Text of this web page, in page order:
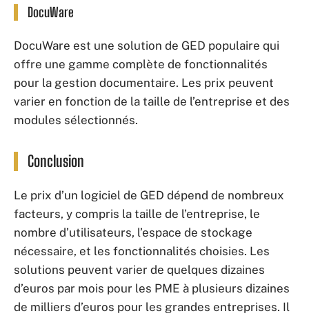
DocuWare
DocuWare est une solution de GED populaire qui
offre une gamme complète de fonctionnalités
pour la gestion documentaire. Les prix peuvent
varier en fonction de la taille de l’entreprise et des
modules sélectionnés.
Conclusion
Le prix d’un logiciel de GED dépend de nombreux
facteurs, y compris la taille de l’entreprise, le
nombre d’utilisateurs, l’espace de stockage
nécessaire, et les fonctionnalités choisies. Les
solutions peuvent varier de quelques dizaines
d’euros par mois pour les PME à plusieurs dizaines
de milliers d’euros pour les grandes entreprises. Il